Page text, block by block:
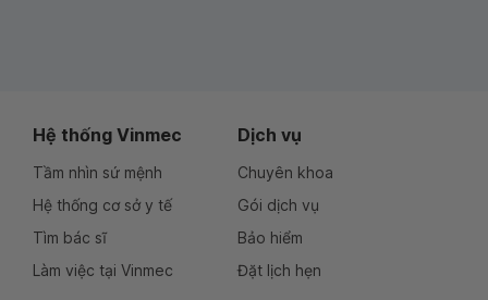
Hệ thống Vinmec
Tầm nhìn sứ mệnh
Hệ thống cơ sở y tế
Tìm bác sĩ
Làm việc tại Vinmec
Dịch vụ
Chuyên khoa
Gói dịch vụ
Bảo hiểm
Đặt lịch hẹn